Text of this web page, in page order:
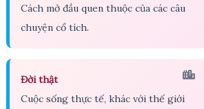
Cách mở đầu quen thuộc của các câu
chuyện cổ tích.
Đời thật
Cuộc sống thực tế, khác với thế giới